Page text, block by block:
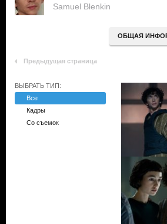
Samuel Blenkin
ОБЩАЯ
Предыдущая страница
ВЫБРАТЬ ТИП:
Все
Кадры
Со съемок